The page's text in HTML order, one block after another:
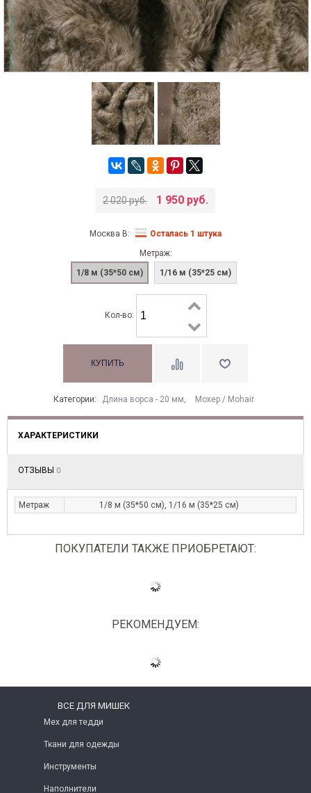
2 020 руб. 1 950 руб.
Москва В:
Осталась 1 штука
Метраж:
1/8 м (35*50 см)
1/16 м (35*25 см)
Кол-во:
Категории: Длина ворса - 20 мм, Моxер / Mohair
ХАРАКТЕРИСТИКИ
ОТЗЫВЫ 0
Метраж 1/8 м (35*50 см), 1/16 м (35*25 см)
ПОКУПАТЕЛИ ТАКЖЕ ПРИОБРЕТАЮТ:
РЕКОМЕНДУЕМ:
ВСЕ ДЛЯ МИШЕК
Мех для тедди
Ткани для одежды
Инструменты
Наполнители